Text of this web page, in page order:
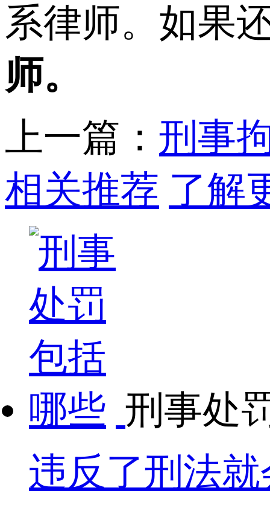
系律师。如果
师。
上一篇： 刑事
相关推荐 了解
刑事处
违反了刑法